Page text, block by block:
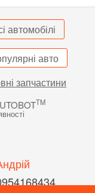
автомобілі
авто
запчастини
TM
4168434